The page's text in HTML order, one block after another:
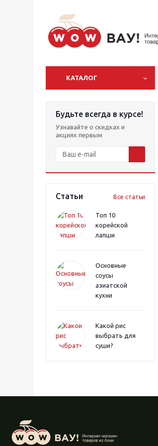
КАТАЛОГ
Будьте всегда в курсе!
Узнавайте о скидках и
акциях первым
Статьи Все статьи
Топ 10
корейской
лапши
Основные
соусы
азиатской
кухни
Какой рис
выбрать для
суши?